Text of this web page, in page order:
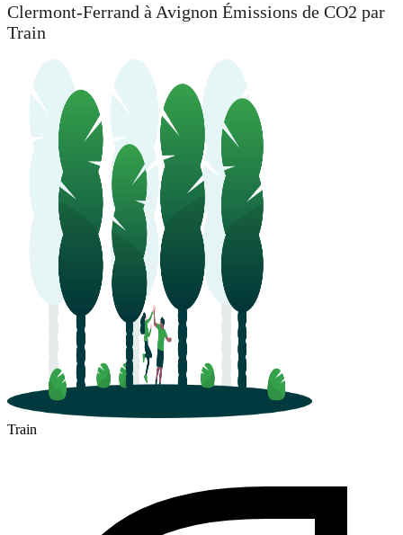
Clermont-Ferrand à Avignon Émissions de CO2 par
Train
Train